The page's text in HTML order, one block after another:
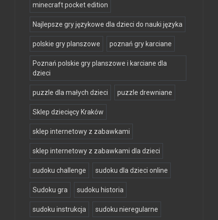
minecraft pocket edition
Najlepsze gry językowe dla dzieci do nauki języka
polskie gry planszowe poznań gry karciane
Poznań polskie gry planszowe i karciane dla
dzieci
puzzle dla małych dzieci puzzle drewniane
Sklep dziecięcy Kraków
sklep internetowy z zabawkami
sklep internetowy z zabawkami dla dzieci
sudoku challenge sudoku dla dzieci online
Sudoku gra sudoku historia
sudoku instrukcja sudoku nieregularne